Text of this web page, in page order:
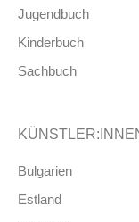
Jugendbuch
Kinderbuch
Sachbuch
Bulgarien
Estland